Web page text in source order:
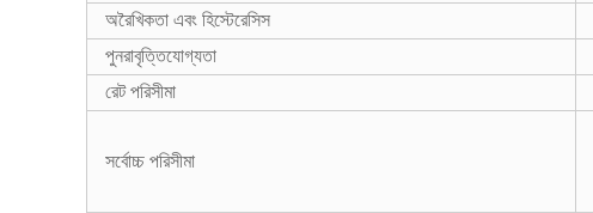
অরৈখিকতা এবং হিস্টেরেসিস
পুনরাবৃত্তিযোগ্যতা
রেট পরিসীমা
সর্বোচ্চ পরিসীমা